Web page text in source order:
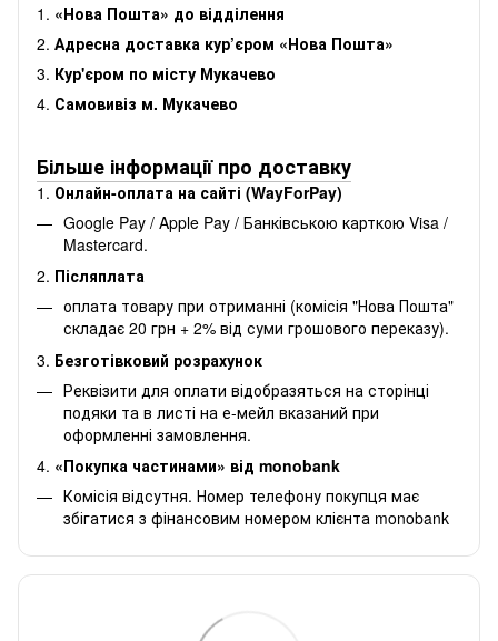
1. «Нова Пошта» до відділення
2. Адресна доставка кур’єром «Нова Пошта»
3. Кур'єром по місту Мукачево
4. Самовивіз м. Мукачево
Більше інформації про доставку
1. Онлайн-оплата на сайті (WayForPay)
Google Pay / Apple Pay / Банківською карткою Visa /
Mastercard.
2. Післяплата
оплата товару при отриманні (комісія "Нова Пошта"
складає 20 грн + 2% від суми грошового переказу).
3. Безготівковий розрахунок
Реквізити для оплати відобразяться на сторінці
подяки та в листі на е-мейл вказаний при
оформленні замовлення.
4. «Покупка частинами» від monobank
Комісія відсутня. Номер телефону покупця має
збігатися з фінансовим номером клієнта monobank